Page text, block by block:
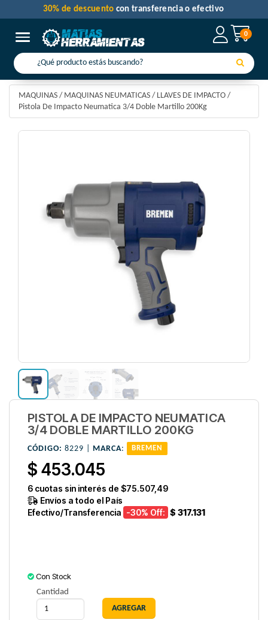
0
Toggle navigation
30% de descuentocon transferencia o efectivo
MAQUINAS / MAQUINAS NEUMATICAS / LLAVES DE IMPACTO /
Pistola De Impacto Neumatica 3/4 Doble Martillo 200Kg
PISTOLA DE IMPACTO NEUMATICA
3/4 DOBLE MARTILLO 200KG
CÓDIGO: 8229 | MARCA: BREMEN
$ 453.045
6 cuotas sin interés de $75.507,49
Envíos a todo el País
Efectivo/Transferencia -30% Off: $ 317.131
Con Stock
Cantidad